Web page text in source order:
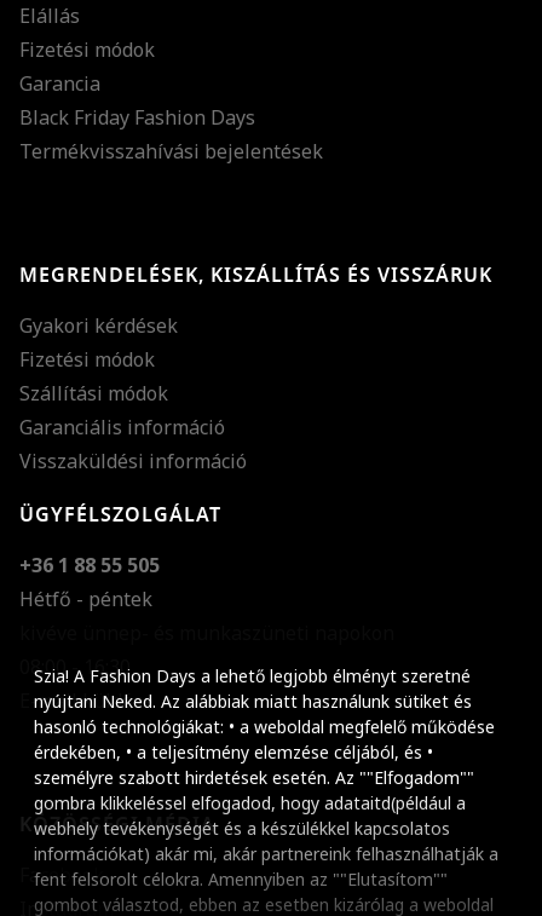
Szia! A Fashion Days a lehető legjobb élményt szeretné
nyújtani Neked. Az alábbiak miatt használunk sütiket és
hasonló technológiákat: • a weboldal megfelelő működése
érdekében, • a teljesítmény elemzése céljából, és •
személyre szabott hirdetések esetén. Az ""Elfogadom""
gombra klikkeléssel elfogadod, hogy adataitd(például a
webhely tevékenységét és a készülékkel kapcsolatos
információkat) akár mi, akár partnereink felhasználhatják a
fent felsorolt célokra. Amennyiben az ""Elutasítom""
gombot választod, ebben az esetben kizárólag a weboldal
Elállás
Fizetési módok
Garancia
Black Friday Fashion Days
Termékvisszahívási bejelentések
MEGRENDELÉSEK, KISZÁLLÍTÁS ÉS VISSZÁRUK
Gyakori kérdések
Fizetési módok
Szállítási módok
Garanciális információ
Visszaküldési információ
ÜGYFÉLSZOLGÁLAT
+36 1 88 55 505
Hétfő - péntek
08:00 - 16:30
E-mail küldése
KÖZÖSSÉGI MÉDIA
Facebook
Instagram
Szöveg méretének
Szóköz növelése
Szóköz csökkentése
Sortávolság
Sortávolság